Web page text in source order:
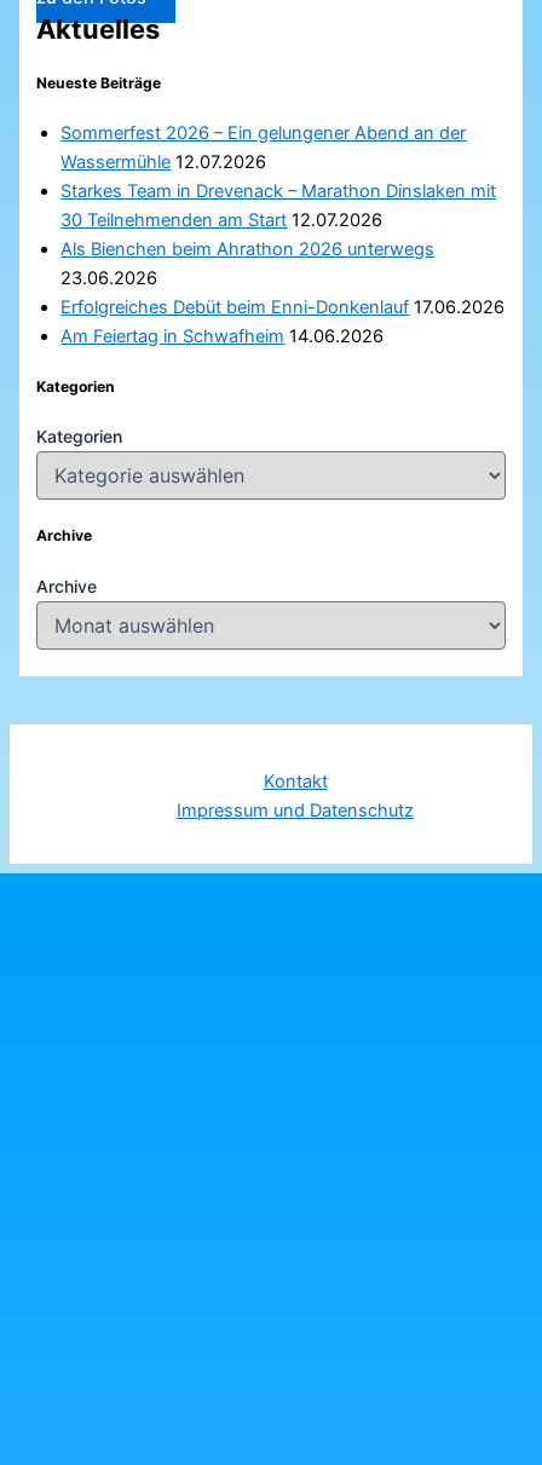
Aktuelles
Neueste Beiträge
Sommerfest 2026 – Ein gelungener Abend an der
Wassermühle 12.07.2026
Starkes Team in Drevenack – Marathon Dinslaken mit
30 Teilnehmenden am Start 12.07.2026
Als Bienchen beim Ahrathon 2026 unterwegs
23.06.2026
Erfolgreiches Debüt beim Enni-Donkenlauf 17.06.2026
Am Feiertag in Schwafheim 14.06.2026
Kategorien
Kategorien
Archive
Archive
Kontakt
Impressum und Datenschutz